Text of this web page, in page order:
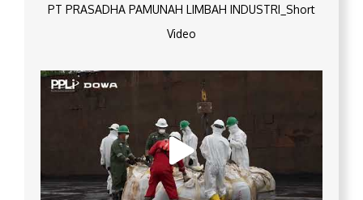
PT PRASADHA PAMUNAH LIMBAH INDUSTRI_Short
Video